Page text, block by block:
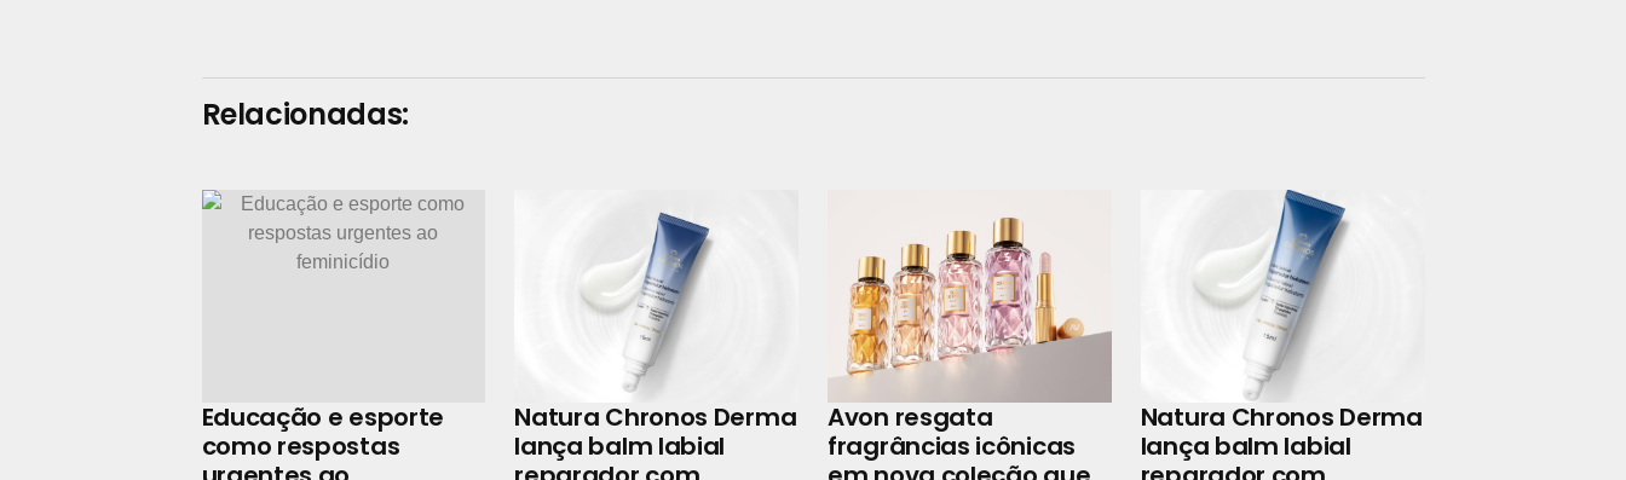
Relacionadas:
Educação e esporte
como respostas
Natura Chronos Derma
lança balm labial
Avon resgata
fragrâncias icônicas
Natura Chronos Derma
lança balm labial